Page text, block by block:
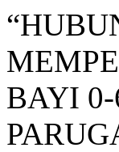
BAYI